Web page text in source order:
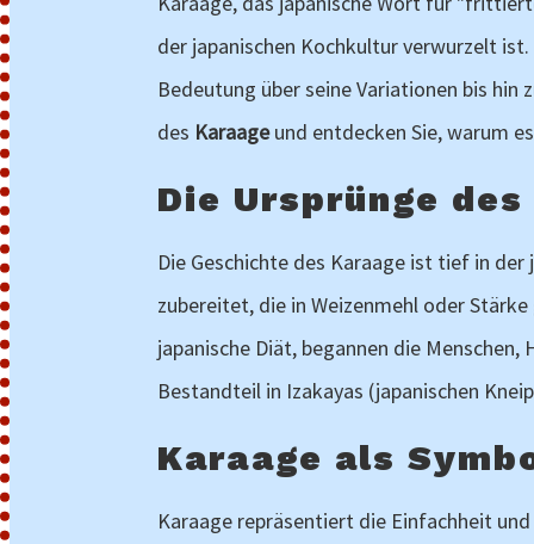
der japanischen Kochkultur verwurzelt
Bedeutung über seine Variationen bis hin
des Karaageund entdecken Sie, warum
Die Ursprünge des
Die Geschichte des Karaage ist tief in
zubereitet, die in Weizenmehl oder
japanische Diät, begannen die
Bestandteil in Izakayas (japanischen
Karaage als
Karaage repräsentiert die Einfachheit